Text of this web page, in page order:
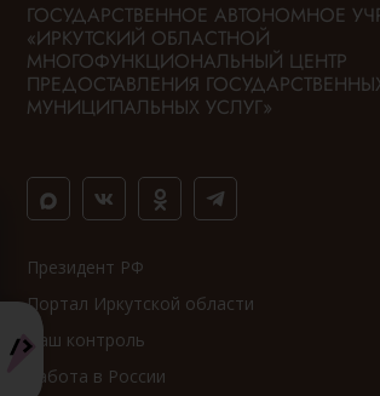
ГОСУДАРСТВЕННОЕ АВТОНОМНОЕ
«ИРКУТСКИЙ ОБЛАСТНОЙ
МНОГОФУНКЦИОНАЛЬНЫЙ ЦЕНТР
ПРЕДОСТАВЛЕНИЯ
МУНИЦИПАЛЬНЫХ УСЛУГ»
Президент РФ
Портал Иркутской области
Ваш контроль
Работа в России